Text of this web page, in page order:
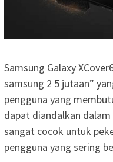
Samsung Galaxy
samsung 2 5 jutaan”
pengguna yang
dapat diandalkan
sangat cocok untuk
pengguna yang sering